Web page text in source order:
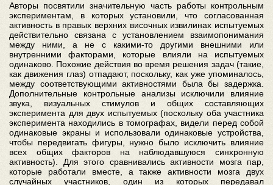
Авторы посвятили значительную часть работы контрольным
экспериментам, в которых установили, что согласованная
активность в правых верхних височных извилинах испытуемых
действительно связана с установлением взаимопонимания
между ними, а не с какими-то другими внешними или
внутренними факторами, которые влияли на испытуемых
одинаково. Похожие действия во время решения задач (такие,
как движения глаз) отпадают, поскольку, как уже упоминалось,
между соответствующими активностями была бы задержка.
Дополнительные контрольные анализы исключили влияние
звука, визуальных стимулов и общих составляющих
эксперимента для двух испытуемых (поскольку оба участника
эксперимента находились в томографах, видели перед собой
одинаковые экраны и использовали одинаковые устройства,
чтобы передвигать фигуры, нужно было исключить влияние
всех общих факторов на наблюдавшуюся синхронную
активность). Для этого сравнивались активности мозга пар,
которые работали вместе, а также активности мозга двух
случайных участников, один из которых передавал